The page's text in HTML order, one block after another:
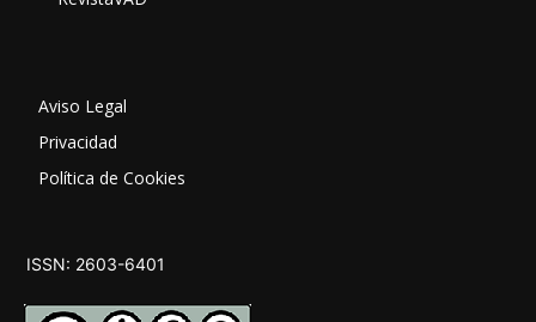
Aviso Legal
Privacidad
Política de Cookies
ISSN: 2603-6401